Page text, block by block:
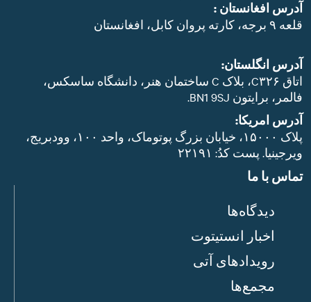
آدرس افغانستان :
قلعه ۹ برجه، کارته پروان کابل، افغانستان
آدرس انگلستان:
اتاق C۳۲۶، بلاک C ساختمان هنر، دانشگاه ساسکس،
فالمر، برایتون BN1 9SJ.
آدرس امریکا:
پلاک ۱۵۰۰۰، خیابان بزرگ پوتوماک، واحد ۱۰۰، وودبریج،
ویرجینیا. پست‌ کدُ: ۲۲۱۹۱
تماس با ما
دیدگاه‌ها
اخبار انستیتوت
رویدادهای آتی
مجمع‌ها